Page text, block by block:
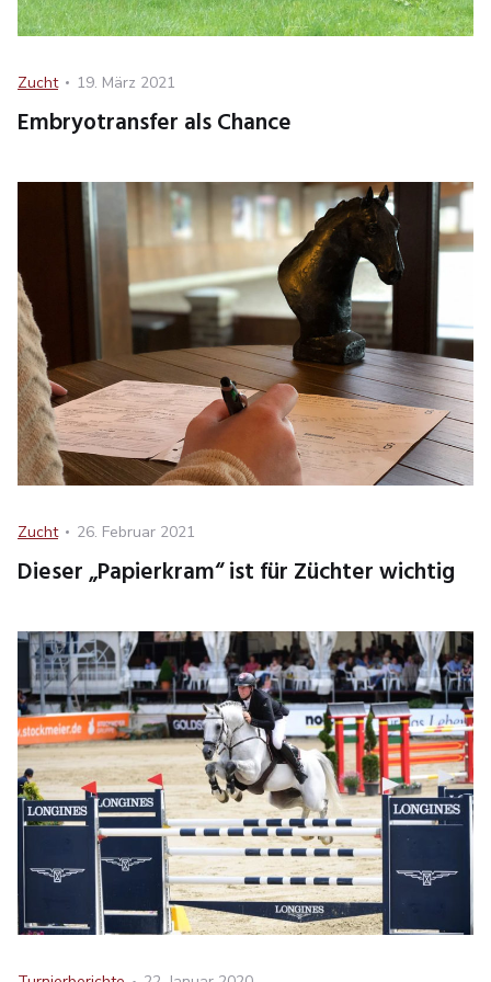
Category
Zucht
Posted
19. März 2021
Embryotransfer als Chance
Category
Zucht
Posted
26. Februar 2021
Dieser „Papierkram“ ist für Züchter wichtig